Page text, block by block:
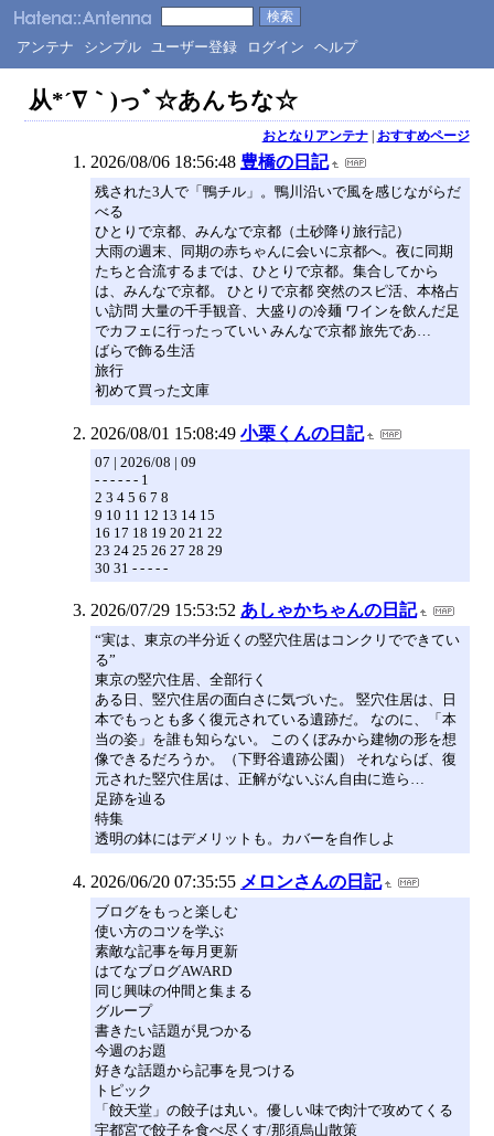
アンテナ シンプル ユーザー登録 ログイン ヘルプ
从*´∇｀)っﾞ☆あんちな☆
おとなりアンテナ| おすすめページ
2026/08/06 18:56:48 豊橋の日記
残された3人で「鴨チル」。鴨川沿いで風を感じながらだ
べる
ひとりで京都、みんなで京都（土砂降り旅行記）
大雨の週末、同期の赤ちゃんに会いに京都へ。夜に同期
たちと合流するまでは、ひとりで京都。集合してから
は、みんなで京都。 ひとりで京都 突然のスピ活、本格占
い訪問 大量の千手観音、大盛りの冷麺 ワインを飲んだ足
でカフェに行ったっていい みんなで京都 旅先であ…
ばらで飾る生活
旅行
初めて買った文庫
2026/08/01 15:08:49 小栗くんの日記
07 | 2026/08 | 09
- - - - - - 1
2 3 4 5 6 7 8
9 10 11 12 13 14 15
16 17 18 19 20 21 22
23 24 25 26 27 28 29
30 31 - - - - -
2026/07/29 15:53:52 あしゃかちゃんの日記
“実は、東京の半分近くの竪穴住居はコンクリでできてい
る”
東京の竪穴住居、全部行く
ある日、竪穴住居の面白さに気づいた。 竪穴住居は、日
本でもっとも多く復元されている遺跡だ。 なのに、「本
当の姿」を誰も知らない。 このくぼみから建物の形を想
像できるだろうか。（下野谷遺跡公園） それならば、復
元された竪穴住居は、正解がないぶん自由に造ら…
足跡を辿る
特集
透明の鉢にはデメリットも。カバーを自作しよ
2026/06/20 07:35:55 メロンさんの日記
ブログをもっと楽しむ
使い方のコツを学ぶ
素敵な記事を毎月更新
はてなブログAWARD
同じ興味の仲間と集まる
グループ
書きたい話題が見つかる
今週のお題
好きな話題から記事を見つける
トピック
「餃天堂」の餃子は丸い。優しい味で肉汁で攻めてくる
宇都宮で餃子を食べ尽くす/那須烏山散策